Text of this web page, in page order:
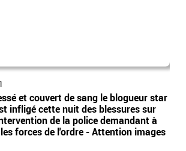
et couvert de sang le blogueur star
infligé cette nuit des blessures sur
de la police demandant à
forces de l'ordre - Attention images